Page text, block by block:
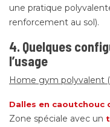
une pratique
renforcement au sol).
4. Quelques
l’usage
Home gym polyvalent
Dalles en caoutchouc
Zone spéciale avec un